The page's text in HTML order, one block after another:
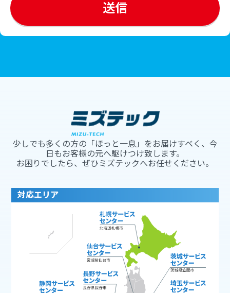
少しでも多くの方の「ほっと一息」をお届けすべく、今
日もお客様の元へ駆けつけ致します。
お困りでしたら、ぜひミズテックへお任せください。
対応エリア